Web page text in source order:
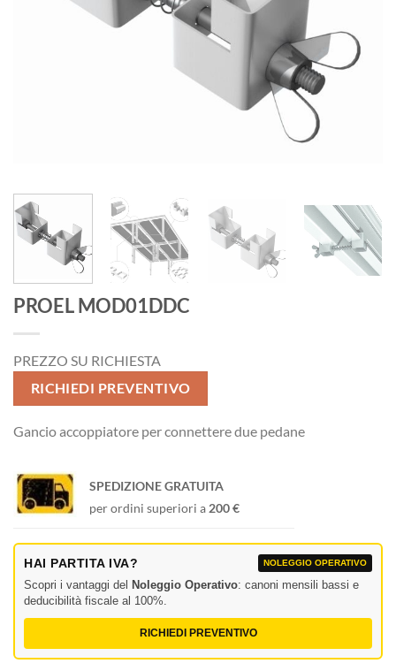
PROEL MOD01DDC
PREZZO SU RICHIESTA
RICHIEDI PREVENTIVO
Gancio accoppiatore per connettere due pedane
SPEDIZIONE GRATUITA
per ordini superiori a 200 €
HAI PARTITA IVA? NOLEGGIO OPERATIVO
Scopri i vantaggi del Noleggio Operativo: canoni mensili bassi e
deducibilità fiscale al 100%.
RICHIEDI PREVENTIVO